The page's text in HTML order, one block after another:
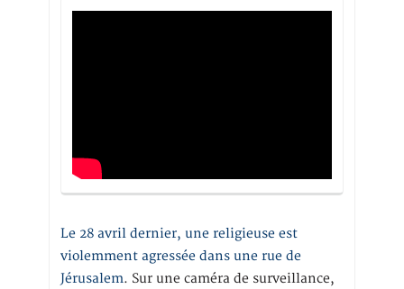
Le 28 avril dernier, une religieuse est
violemment agressée dans une rue de
Jérusalem. Sur une caméra de surveillance,